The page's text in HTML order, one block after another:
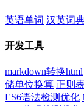
英语单词 汉英词
开发工具
markdown转换html
储单位换算 正则
ES6语法检测优化